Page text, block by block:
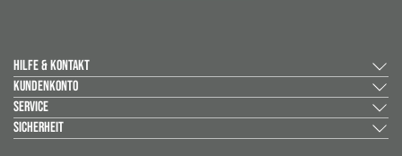
HILFE & KONTAKT
KUNDENKONTO
SERVICE
SICHERHEIT